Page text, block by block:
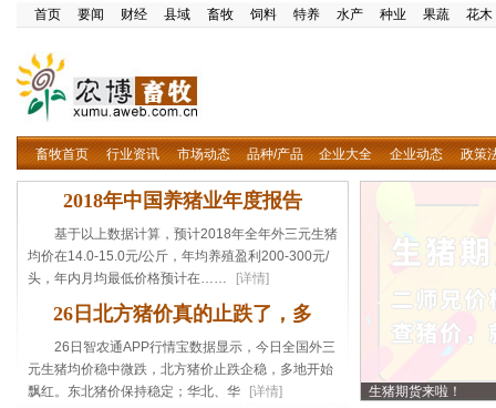
首页 要闻 财经 县域 畜牧 饲料 特养 水产 种业 果蔬 花木
畜牧首页 行业资讯 市场动态 品种/产品 企业大全 企业动态 政策
2018年中国养猪业年度报告
基于以上数据计算，预计2018年全年外三元生猪
均价在14.0-15.0元/公斤，年均养殖盈利200-300元/
头，年内月均最低价格预计在……
[详情]
26日北方猪价真的止跌了，多
26日智农通APP行情宝数据显示，今日全国外三
元生猪均价稳中微跌，北方猪价止跌企稳，多地开始
飘红。东北猪价保持稳定；华北、华
[详情] 生猪期货来啦！